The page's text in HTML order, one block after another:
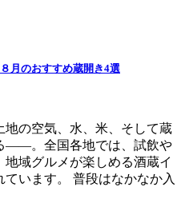
月のおすすめ蔵開き4選
地の空気、水、米、そして蔵
——。全国各地では、試飲や
域グルメが楽しめる酒蔵イ
います。 普段はなかなか入